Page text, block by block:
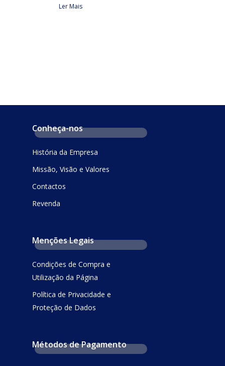
Ler Mais
Conheça-nos
História da Empresa
Missão, Visão e Valores
Contactos
Revenda
Menções Legais
Condições de Compra e
Utilização da Página
Política de Privacidade e
Proteção de Dados
Métodos de Pagamento